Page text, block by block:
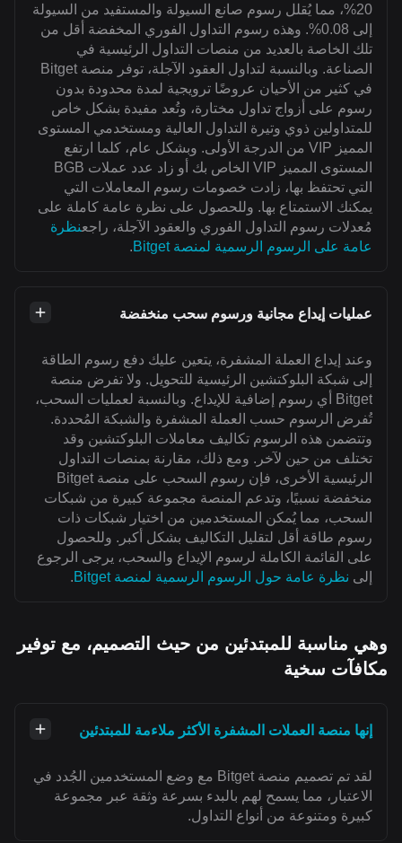
20%، مما يُقلل رسوم صانع السيولة والمستفيد من السيولة
إلى 0.08%. وهذه رسوم التداول الفوري المخفضة أقل من
تلك الخاصة بالعديد من منصات التداول الرئيسية في
الصناعة. وبالنسبة لتداول العقود الآجلة، توفر منصة Bitget
في كثير من الأحيان عروضًا ترويجية لمدة محدودة بدون
رسوم على أزواج تداول مختارة، وتُعد مفيدة بشكل خاص
للمتداولين ذوي وتيرة التداول العالية ومستخدمي المستوى
المميز VIP من الدرجة الأولى. وبشكل عام، كلما ارتفع
المستوى المميز VIP الخاص بك أو زاد عدد عملات BGB
التي تحتفظ بها، زادت خصومات رسوم المعاملات التي
يمكنك الاستمتاع بها. وللحصول على نظرة عامة كاملة على
مُعدلات رسوم التداول الفوري والعقود الآجلة، راجعنظرة
عامة على الرسوم الرسمية لمنصة Bitget
.
عمليات إيداع مجانية ورسوم سحب منخفضة
وعند إيداع العملة المشفرة، يتعين عليك دفع رسوم الطاقة
إلى شبكة البلوكتشين الرئيسية للتحويل. ولا تفرض منصة
Bitget أي رسوم إضافية للإيداع. وبالنسبة لعمليات السحب،
تُفرض الرسوم حسب العملة المشفرة والشبكة المُحددة.
وتتضمن هذه الرسوم تكاليف معاملات البلوكتشين وقد
تختلف من حين لآخر. ومع ذلك، مقارنة بمنصات التداول
الرئيسية الأخرى، فإن رسوم السحب على منصة Bitget
منخفضة نسبيًا، وتدعم المنصة مجموعة كبيرة من شبكات
السحب، مما يُمكن المستخدمين من اختيار شبكات ذات
رسوم طاقة أقل لتقليل التكاليف بشكل أكبر. وللحصول
على القائمة الكاملة لرسوم الإيداع والسحب، يرجى الرجوع
إلى نظرة عامة حول الرسوم الرسمية لمنصة Bitget .
وهي مناسبة للمبتدئين من حيث التصميم، مع توفير
مكافآت سخية
إنها منصة العملات المشفرة الأكثر ملاءمة للمبتدئين
لقد تم تصميم منصة Bitget مع وضع المستخدمين الجُدد في
الاعتبار، مما يسمح لهم بالبدء بسرعة وثقة عبر مجموعة
كبيرة ومتنوعة من أنواع التداول.